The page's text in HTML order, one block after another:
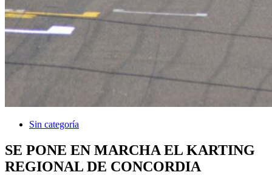
Sin categoría
SE PONE EN MARCHA EL KARTING
REGIONAL DE CONCORDIA